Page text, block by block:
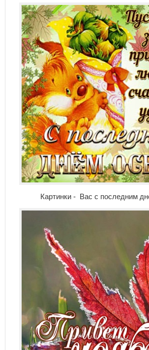
Картинки - Вас с последним